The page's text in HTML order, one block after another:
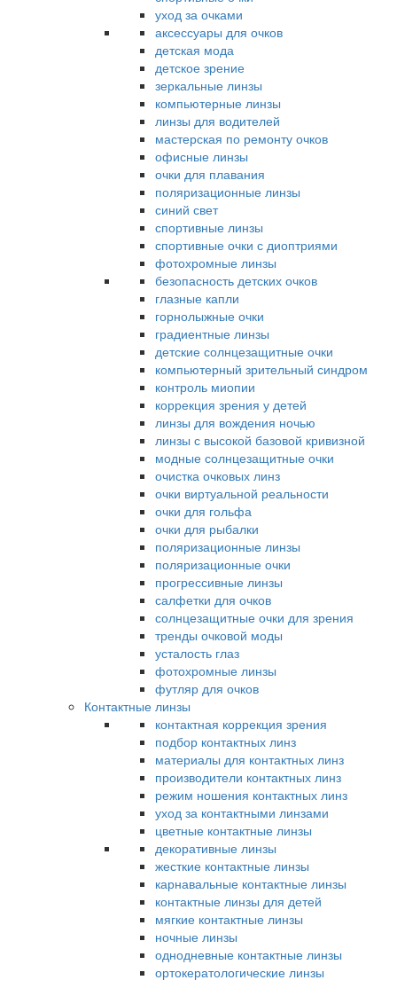
уход за очками
аксессуары для очков
детская мода
детское зрение
зеркальные линзы
компьютерные линзы
линзы для водителей
мастерская по ремонту очков
офисные линзы
очки для плавания
поляризационные линзы
синий свет
спортивные линзы
спортивные очки с диоптриями
фотохромные линзы
безопасность детских очков
глазные капли
горнолыжные очки
градиентные линзы
детские солнцезащитные очки
компьютерный зрительный синдром
контроль миопии
коррекция зрения у детей
линзы для вождения ночью
линзы с высокой базовой кривизной
модные солнцезащитные очки
очистка очковых линз
очки виртуальной реальности
очки для гольфа
очки для рыбалки
поляризационные линзы
поляризационные очки
прогрессивные линзы
салфетки для очков
солнцезащитные очки для зрения
тренды очковой моды
усталость глаз
фотохромные линзы
футляр для очков
Контактные линзы
контактная коррекция зрения
подбор контактных линз
материалы для контактных линз
производители контактных линз
режим ношения контактных линз
уход за контактными линзами
цветные контактные линзы
декоративные линзы
жесткие контактные линзы
карнавальные контактные линзы
контактные линзы для детей
мягкие контактные линзы
ночные линзы
однодневные контактные линзы
ортокератологические линзы